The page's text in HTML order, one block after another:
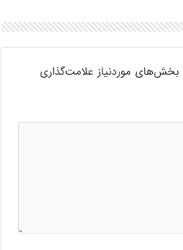
بخش‌های موردنیاز علامت‌گذاری